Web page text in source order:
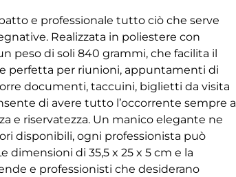
e professionale tutto ciò che serve
Realizzata in poliestere con
peso di soli 840 grammi, che facilita il
perfetta per riunioni, appuntamenti di
documenti, taccuini, biglietti da visita
di avere tutto l’occorrente sempre a
e riservatezza. Un manico elegante ne
disponibili, ogni professionista può
dimensioni di 35,5 x 25 x 5 cm e la
e professionisti che desiderano